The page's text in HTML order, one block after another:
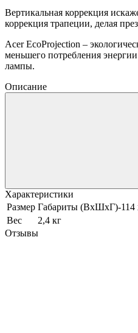
Вертикальная коррекция
коррекция трапеции, делая
Acer EcoProjection –
меньшего потребления
лампы.
Описание
Характеристики
Размер Габариты (ВxШxГ)-114
Вес
2,4 кг
Отзывы